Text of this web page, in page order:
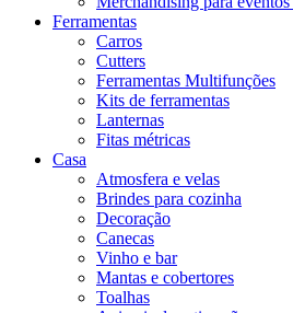
Ferramentas
Carros
Cutters
Ferramentas Multifunções
Kits de ferramentas
Lanternas
Fitas métricas
Casa
Atmosfera e velas
Brindes para cozinha
Decoração
Canecas
Vinho e bar
Mantas e cobertores
Toalhas